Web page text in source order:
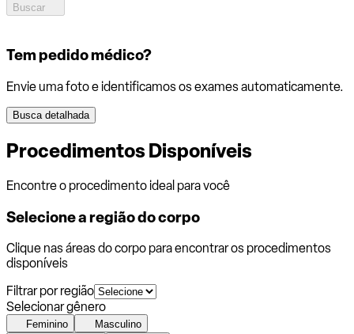
Buscar
Tem pedido médico?
Envie uma foto e identificamos os exames automaticamente.
Busca detalhada
Procedimentos Disponíveis
Encontre o procedimento ideal para você
Selecione a região do corpo
Clique nas áreas do corpo para encontrar os procedimentos
disponíveis
Filtrar por região
Selecionar gênero
Feminino
Masculino